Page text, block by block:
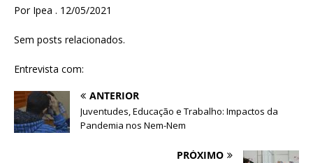
Por Ipea . 12/05/2021
Sem posts relacionados.
Entrevista com:
ANTERIOR
Juventudes, Educação e Trabalho: Impactos da
Pandemia nos Nem-Nem
PRÓXIMO